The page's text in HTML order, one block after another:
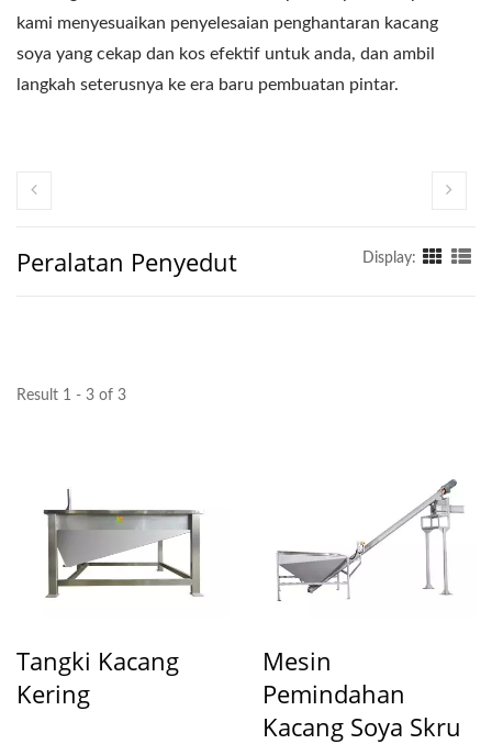
kami menyesuaikan penyelesaian penghantaran kacang
soya yang cekap dan kos efektif untuk anda, dan ambil
langkah seterusnya ke era baru pembuatan pintar.
Peralatan Penyedut Display:
Result 1 - 3 of 3
Tangki Kacang
Kering
Mesin
Pemindahan
Kacang Soya Skru